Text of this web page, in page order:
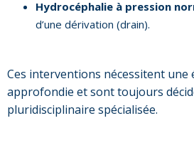
Hydrocéphalie à pression
d’une dérivation (drain).
Ces interventions nécessitent une
approfondie et sont toujours
pluridisciplinaire spécialisée.